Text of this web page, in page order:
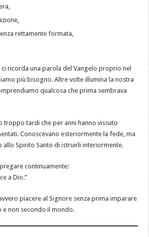
rettamente formata,
ricorda una parola del Vangelo proprio nel
più bisogno. Altre volte illumina la nostra
qualcosa che prima sembrava
troppo tardi che per anni hanno vissuto
Conoscevano esteriormente la fede, ma
allo Spirito Santo di istruirli interiormente.
continuamente:
a Dio.”
piacere al Signore senza prima imparare
e non secondo il mondo.